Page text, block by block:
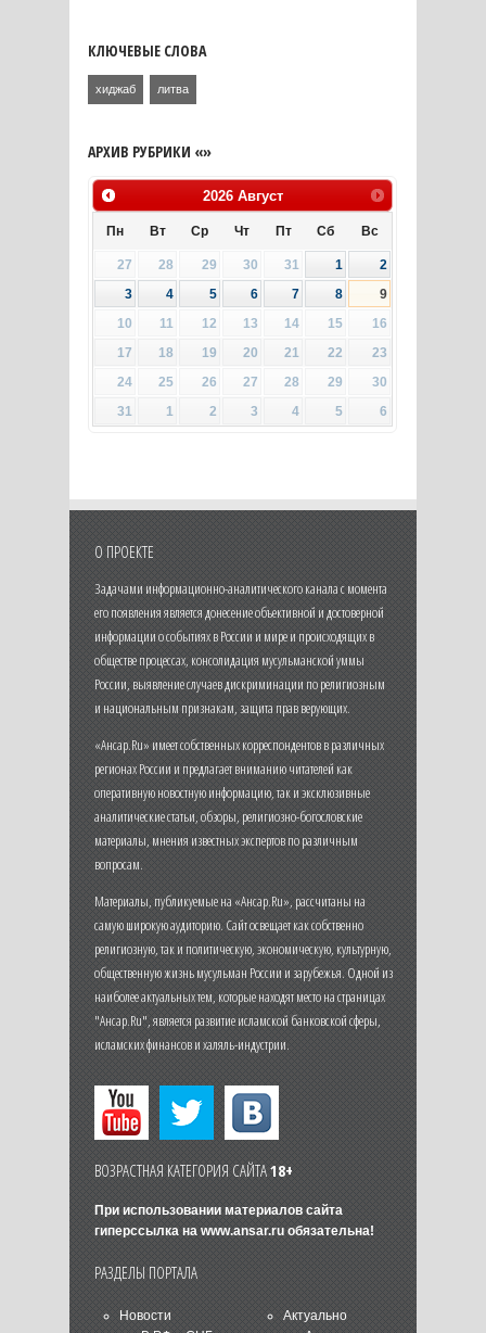
КЛЮЧЕВЫЕ СЛОВА
хиджаб литва
АРХИВ РУБРИКИ «»
2026 Август
Пн Вт Ср Чт Пт Сб Вс
27 28 29 30 31 1
2
3
4 5 6 7 8
9
10
11 12 13 14 15
16
17
18 19 20 21 22
23
24
25 26 27 28 29
30
31
1 2 3 4 5 6
О ПРОЕКТЕ
Задачами информационно-аналитического канала с момента
его появления является донесение объективной и достоверной
информации о событиях в России и мире и происходящих в
обществе процессах, консолидация мусульманской уммы
России, выявление случаев дискриминации по религиозным
и национальным признакам, защита прав верующих.
«Ансар.Ru» имеет собственных корреспондентов в различных
регионах России и предлагает вниманию читателей как
оперативную новостную информацию, так и эксклюзивные
аналитические статьи, обзоры, религиозно-богословские
материалы, мнения известных экспертов по различным
вопросам.
Материалы, публикуемые на «Ансар.Ru», рассчитаны на
самую широкую аудиторию. Сайт освещает как собственно
религиозную, так и политическую, экономическую, культурную,
общественную жизнь мусульман России и зарубежья. Одной из
наиболее актуальных тем, которые находят место на страницах
"Ансар.Ru", является развитие исламской банковской сферы,
исламских финансов и халяль-индустрии.
ВОЗРАСТНАЯ КАТЕГОРИЯ САЙТА18+
При использовании материалов сайта
гиперссылка на www.ansar.ruобязательна!
РАЗДЕЛЫ ПОРТАЛА
Новости
Актуально